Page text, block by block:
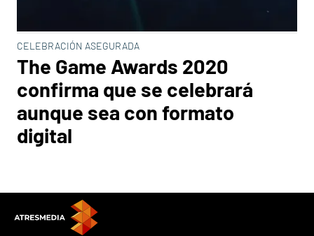
CELEBRACIÓN ASEGURADA
The Game Awards 2020
confirma que se celebrará
aunque sea con formato
digital